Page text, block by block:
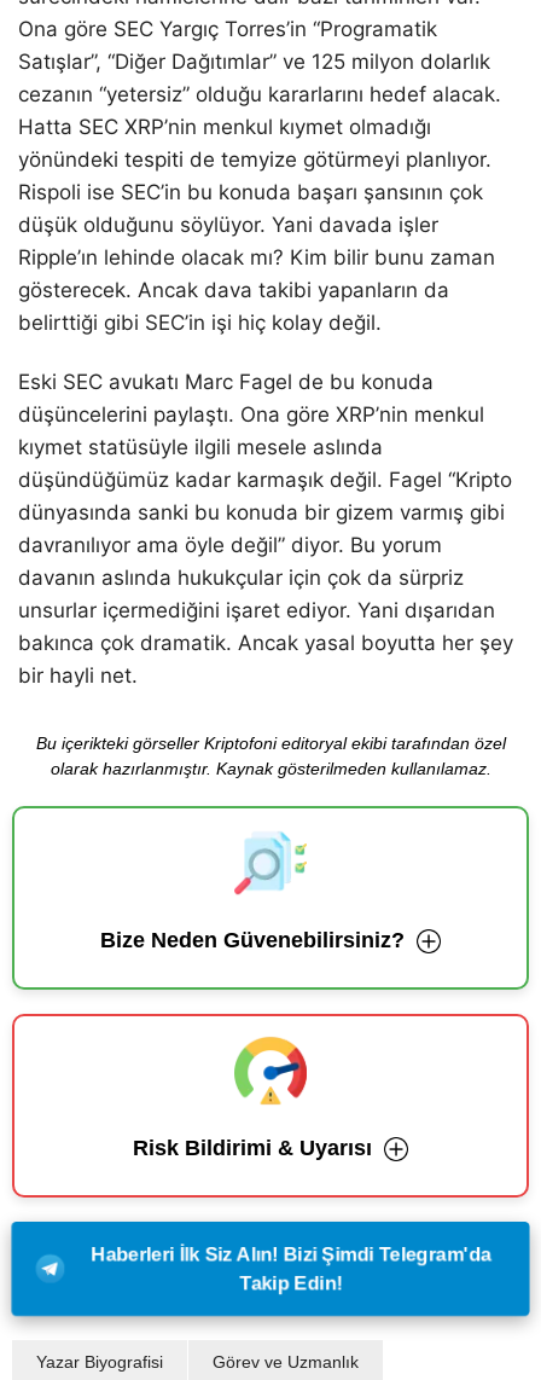
Ona göre SEC Yargıç Torres’in “Programatik
Satışlar”, “Diğer Dağıtımlar” ve 125 milyon dolarlık
cezanın “yetersiz” olduğu kararlarını hedef alacak.
Hatta SEC XRP’nin menkul kıymet olmadığı
yönündeki tespiti de temyize götürmeyi planlıyor.
Rispoli ise SEC’in bu konuda başarı şansının çok
düşük olduğunu söylüyor. Yani davada işler
Ripple’ın lehinde olacak mı? Kim bilir bunu zaman
gösterecek. Ancak dava takibi yapanların da
belirttiği gibi SEC’in işi hiç kolay değil.
Eski SEC avukatı Marc Fagel de bu konuda
düşüncelerini paylaştı. Ona göre XRP’nin menkul
kıymet statüsüyle ilgili mesele aslında
düşündüğümüz kadar karmaşık değil. Fagel “Kripto
dünyasında sanki bu konuda bir gizem varmış gibi
davranılıyor ama öyle değil” diyor. Bu yorum
davanın aslında hukukçular için çok da sürpriz
unsurlar içermediğini işaret ediyor. Yani dışarıdan
bakınca çok dramatik. Ancak yasal boyutta her şey
bir hayli net.
Bu içerikteki görseller Kriptofoni editoryal ekibi tarafından özel
olarak hazırlanmıştır. Kaynak gösterilmeden kullanılamaz.
Bize Neden Güvenebilirsiniz?
Risk Bildirimi & Uyarısı
Haberleri İlk Siz Alın! Bizi Şimdi Telegram'da
Takip Edin!
Yazar Biyografisi Görev ve Uzmanlık